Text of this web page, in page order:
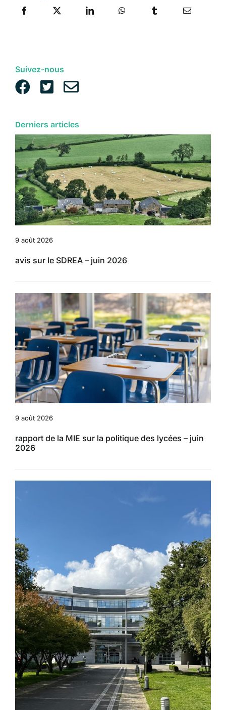
Suivez-nous
Derniers articles
9 août 2026
avis sur le SDREA – juin 2026
9 août 2026
rapport de la MIE sur la politique des lycées – juin
2026